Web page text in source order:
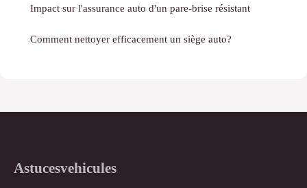
Impact sur l'assurance auto d'un pare-brise résistant
Comment nettoyer efficacement un siège auto?
Astucesvehicules